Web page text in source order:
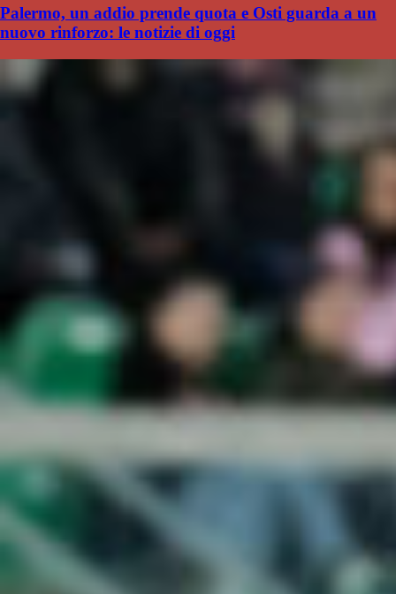
Palermo, un addio prende quota e Osti guarda a un
nuovo rinforzo: le notizie di oggi